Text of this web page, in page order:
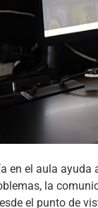
en el aula ayuda
la
el punto de